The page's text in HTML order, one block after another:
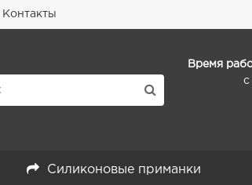
Контакты
Время
с
Силиконовые приманки